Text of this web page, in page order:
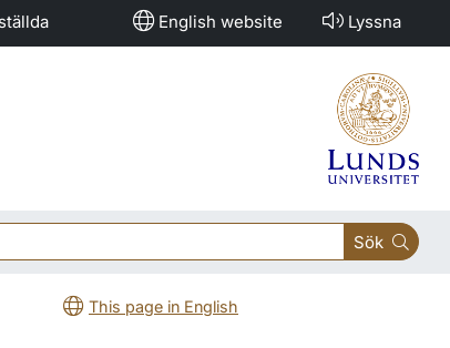
English website Lyssna
Sök
This page in English